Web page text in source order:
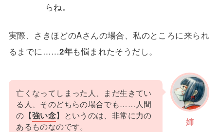
らね。
実際、さきほどのAさんの場合、私のところに来られ
るまでに……2年も悩まれたそうだし。
姉
亡くなってしまった人、まだ生きてい
る人、そのどちらの場合でも……人間
の【強い念】というのは、非常に力の
あるものなのです。